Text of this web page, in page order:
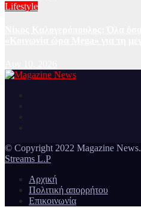
Lifestyle
© Copyright 2022 Magazine
Streams L.P
Αρχική
Πολιτική απορρήτου
Επικοινωνία